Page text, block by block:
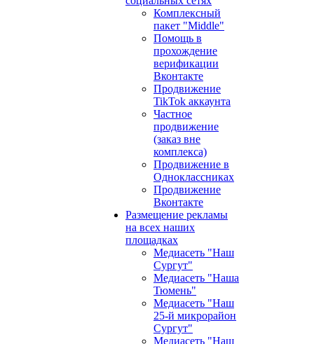
Комплексный
пакет "Middle"
Помощь в
прохождение
верификации
Вконтакте
Продвижение
TikTok аккаунта
Частное
продвижение
(заказ вне
комплекса)
Продвижение в
Одноклассниках
Продвижение
Вконтакте
Размещение рекламы
на всех наших
площадках
Медиасеть "Наш
Сургут"
Медиасеть "Наша
Тюмень"
Медиасеть "Наш
25-й микрорайон
Сургут"
Медиасеть "Наш